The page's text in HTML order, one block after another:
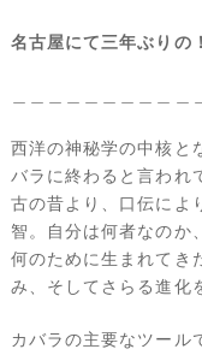
名古屋にて三年ぶりの
西洋の神秘学の中核と
バラに終わると言われ
古の昔より、口伝によ
智。自分は何者なのか、
何のために生まれてき
み、そしてさらる進化
カバラの主要なツール